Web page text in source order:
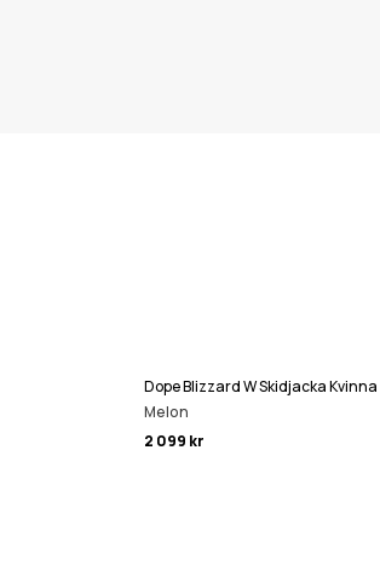
Dope Blizzard W Skidjacka Kvinna
Melon
2 099 kr